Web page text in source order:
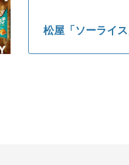
松屋「ソーライ